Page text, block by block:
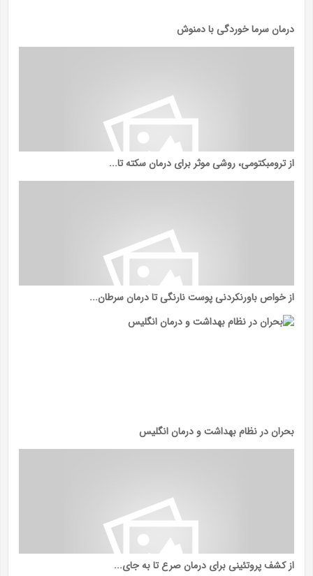
درمان سرما خوردگی با دمنوش
از ترومبکتومی، روشی موثر برای درمان سکته تا...
از خواص باورنکردنی پوست نارنگی تا درمان سرطان...
بحران در نظام بهداشت و درمان انگلیس
از کشف پروتئینی برای درمان صرع تا به جای...